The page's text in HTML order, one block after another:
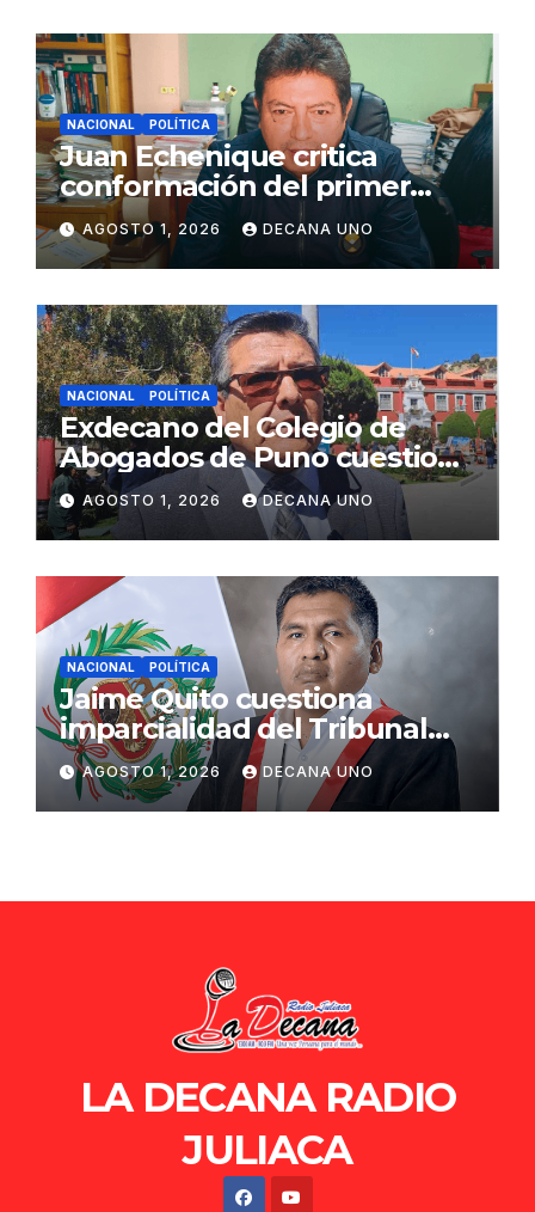
NACIONAL POLÍTICA
Juan Echenique critica
conformación del primer
gabinete ministerial de Keiko
Fujimori
AGOSTO 1, 2026 DECANA UNO
NACIONAL POLÍTICA
Exdecano del Colegio de
Abogados de Puno cuestiona
propuestas sobre seguridad
ciudadana
AGOSTO 1, 2026 DECANA UNO
NACIONAL POLÍTICA
Jaime Quito cuestiona
imparcialidad del Tribunal
Constitucional tras liberación
de Ollanta Humala
AGOSTO 1, 2026 DECANA UNO
LA DECANA RADIO
JULIACA